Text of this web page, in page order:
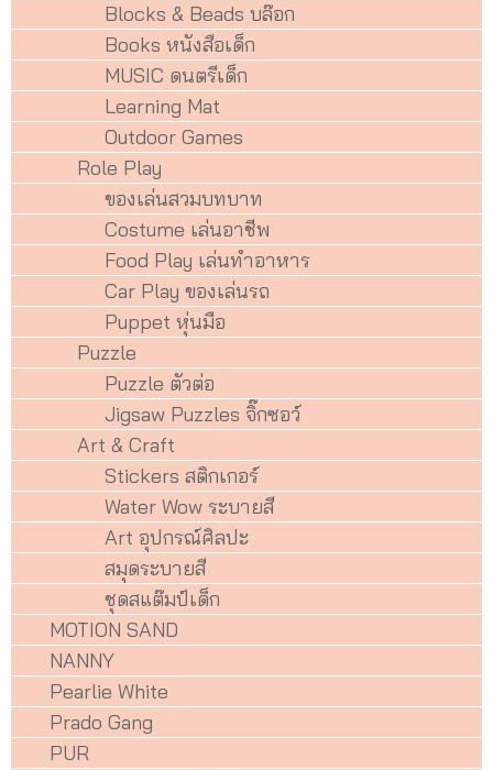
Blocks & Beads บล๊อก
Books หนังสือเด็ก
MUSIC ดนตรีเด็ก
Learning Mat
Outdoor Games
Role Play
ของเล่นสวมบทบาท
Costume เล่นอาชีพ
Food Play เล่นทำอาหาร
Car Play ของเล่นรถ
Puppet หุ่นมือ
Puzzle
Puzzle ตัวต่อ
Jigsaw Puzzles จิ๊กซอว์
Art & Craft
Stickers สติกเกอร์
Water Wow ระบายสี
Art อุปกรณ์ศิลปะ
สมุดระบายสี
ชุดสแต๊มป์เด็ก
MOTION SAND
NANNY
Pearlie White
Prado Gang
PUR